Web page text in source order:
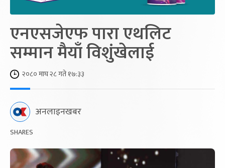
एनएसजेएफ पारा एथलिट
सम्मान मैयाँ विशुंखेलाई
२०८० माघ २८ गते १७:३३
अनलाइनखबर
SHARES